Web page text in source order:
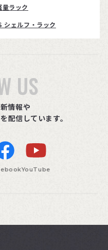
量ラック
シェルフ・ラック
US
情報や
配信しています。
YouTube